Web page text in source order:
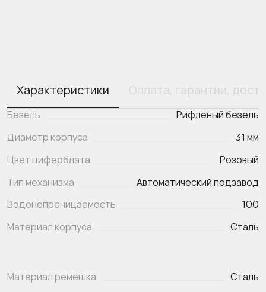
Характеристики Оплата, гарантии,
Безель
Рифленый безель
Диаметр корпуса
31 мм
Цвет циферблата
Розовый
Тип механизма
Автоматический подзавод
Водонепроницаемость
100
Материал корпуса
Сталь
Материал ремешка
Сталь